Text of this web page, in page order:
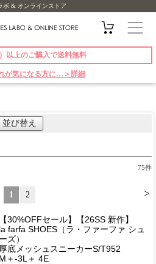
ボ & オンラインストア
以上のご購入で送料無料
が気になる方に…＞詳細
並び替え
75件
>
1 2
【30%OFFセール】【26SS 新作】
la farfa SHOES（ラ・ファーファ シュ
ーズ）
厚底メッシュスニーカーS/T952
M＋-3L＋ 4E